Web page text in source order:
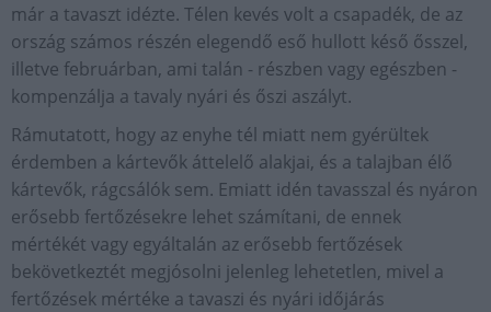
már a tavaszt idézte. Télen kevés volt a csapadék, de az
ország számos részén elegendő eső hullott késő ősszel,
illetve februárban, ami talán - részben vagy egészben -
kompenzálja a tavaly nyári és őszi aszályt.
Rámutatott, hogy az enyhe tél miatt nem gyérültek
érdemben a kártevők áttelelő alakjai, és a talajban élő
kártevők, rágcsálók sem. Emiatt idén tavasszal és nyáron
erősebb fertőzésekre lehet számítani, de ennek
mértékét vagy egyáltalán az erősebb fertőzések
bekövetkeztét megjósolni jelenleg lehetetlen, mivel a
fertőzések mértéke a tavaszi és nyári időjárás